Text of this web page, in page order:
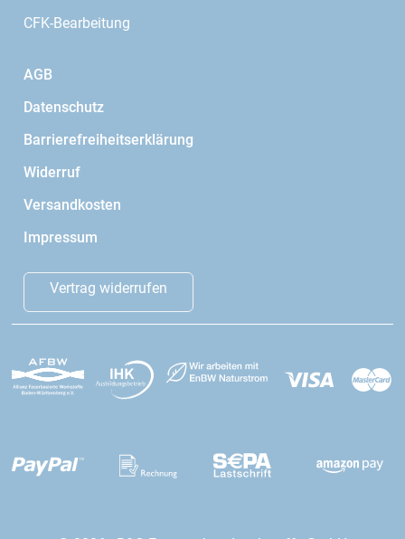
CFK-Bearbeitung
AGB
Datenschutz
Barrierefreiheitserklärung
Widerruf
Versandkosten
Impressum
Vertrag widerrufen